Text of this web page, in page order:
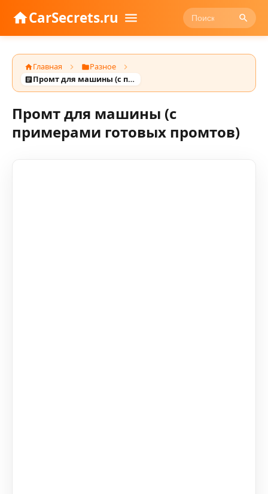
CarSecrets.ru
Главная
Разное
Промт для машины (с примерами готовых промтов)
Промт для машины (с
примерами готовых промтов)